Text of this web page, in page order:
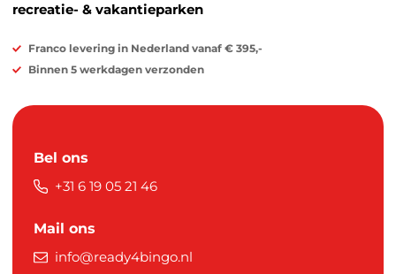
recreatie- & vakantieparken
Franco levering in Nederland vanaf € 395,-
Binnen 5 werkdagen verzonden
Bel ons
+31 6 19 05 21 46
Mail ons
info@ready4bingo.nl